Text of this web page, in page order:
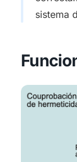
sistema